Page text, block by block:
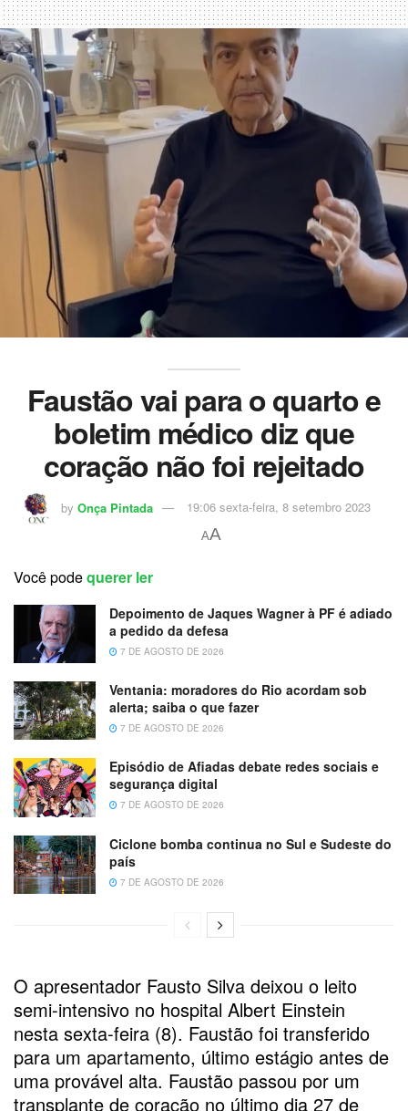
Faustão vai para o quarto e
boletim médico diz que
coração não foi rejeitado
by Onça Pintada 19:06 sexta-feira, 8 setembro 2023
AA
Você podequerer ler
Depoimento de Jaques Wagner à PF é adiado
a pedido da defesa
7 DE AGOSTO DE 2026
Ventania: moradores do Rio acordam sob
alerta; saiba o que fazer
7 DE AGOSTO DE 2026
Episódio de Afiadas debate redes sociais e
segurança digital
7 DE AGOSTO DE 2026
Ciclone bomba continua no Sul e Sudeste do
país
7 DE AGOSTO DE 2026
O apresentador Fausto Silva deixou o leito
semi-intensivo no hospital Albert Einstein
nesta sexta-feira (8). Faustão foi transferido
para um apartamento, último estágio antes de
uma provável alta. Faustão passou por um
transplante de coração no último dia 27 de